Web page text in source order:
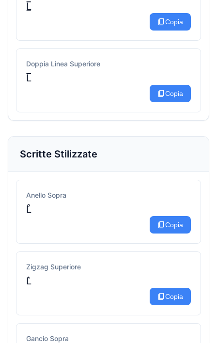
L̲̅
content_copyCopia
Doppia Linea Superiore
L̅̅
content_copyCopia
Scritte Stilizzate
Anello Sopra
L̊
content_copyCopia
Zigzag Superiore
L͛
content_copyCopia
Gancio Sopra